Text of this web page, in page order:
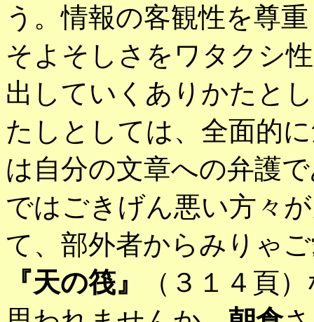
う。情報の客観性を尊
そよそしさをワタクシ
出していくありかたと
たしとしては、全面的
は自分の文章への弁護
ではごきげん悪い方々
て、部外者からみりゃ
『天の筏』
（３１４頁